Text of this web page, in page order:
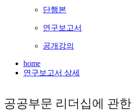
단행본
연구보고서
공개강의
home
연구보고서 상세
공공부문 리더십에 관